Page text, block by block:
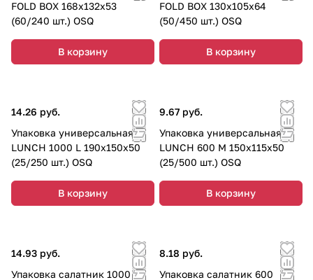
е)
FOLD BOX 168х132х53
(60/240 шт.) OSQ
В корзину
FOLD BOX 130х105х64
(50/450 шт.) OSQ
В корзину
14.26 руб.
Упаковка универсальная
LUNCH 1000 L 190х150х50
(25/250 шт.) OSQ
В корзину
9.67 руб.
Упаковка универсальная
LUNCH 600 M 150х115х50
(25/500 шт.) OSQ
В корзину
14.93 руб.
Упаковка салатник 1000
8.18 руб.
Упаковка салатник 600